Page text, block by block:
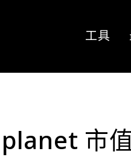
工具
市